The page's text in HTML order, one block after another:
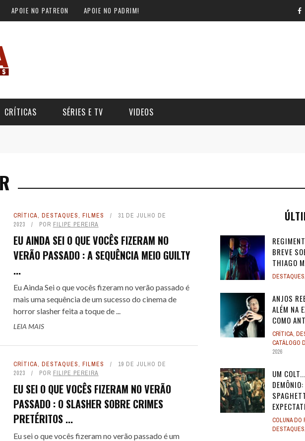
APOIE NO PATREON APOIE NO PADRIM!
SPOILER #151 - AVATAR -
A HORA DE PARAR
DEZEMBRO DE 2025
ALERTA DE SPOILER #150 -
QUARTETO FANTÁSTICO - PRIMEIROS
17 DE
UM WESTERN SPAGHETTI
QUE PERVERTE ...
7 DE MAIO DE 2026
LITTLE NICKY - UM DIABO
DIFERENTE : UMA COMÉDIA DE ADAM
12
ANJOS
SINGULAR DO
DOS
28 DE
CRÍTICAS
UM WESTERN SPAGHETTI
QUE PERVERTE ...
7 DE MAIO DE 2026
LITTLE NICKY - UM DIABO
DIFERENTE : UMA COMÉDIA DE ADAM
12
ANJOS
SINGULAR DO
DOS
28 DE
SÉRIES E TV
DE CAVALEIROS DO
ZODÍACO
FEVEREIRO DE 2026
TREMEMBÉ - A PRISÃO DOS
FAMOSOS: QUANDO O TRUE CRIME
2
VERÃO
4 DE
VIDEOS
TRAP: O FILME COM O
MOUSE ASSASSINO
AGOSTO DE 2024
ALERTA DICAS #09 - GOTHAM
CENTRAL
31 DE
CRÍTICA, DESTAQUES, FILMES
31 DE JULHO DE
2023
POR FILIPE PEREIRA
EU AINDA SEI O QUE VOCÊS FIZERAM NO
VERÃO PASSADO : A SEQUÊNCIA MEIO GUILTY
...
Eu Ainda Sei o que vocês fizeram no verão passado é
mais uma sequência de um sucesso do cinema de
horror slasher feita a toque de ...
LEIA MAIS
CRÍTICA, DESTAQUES, FILMES
19 DE JULHO DE
2023
POR FILIPE PEREIRA
EU SEI O QUE VOCÊS FIZERAM NO VERÃO
PASSADO : O SLASHER SOBRE CRIMES
PRETÉRITOS ...
Eu sei o que vocês fizeram no verão passado é um
BREVE
THIAGO
DESTAQUES,
ANJOS
ALÉM NA
COMO
CRÍTICA,
CATÁLOGO
2026
UM
COLUNA DO
DESTAQUES,